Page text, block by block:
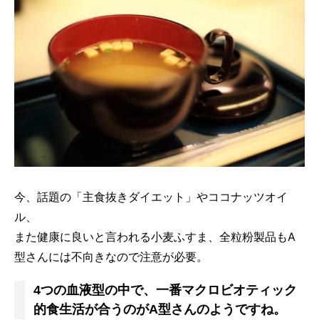
今、話題の「主食抜きダイエット」やココナッツオイ
ル、
また健康に良いと言われる小麦ふすま、全粒粉製品もA
型さんには不向きなので注意が必要。
4つの血液型の中で、一番マクロビオティック
的食生活が合うのがA型さんのようですね。